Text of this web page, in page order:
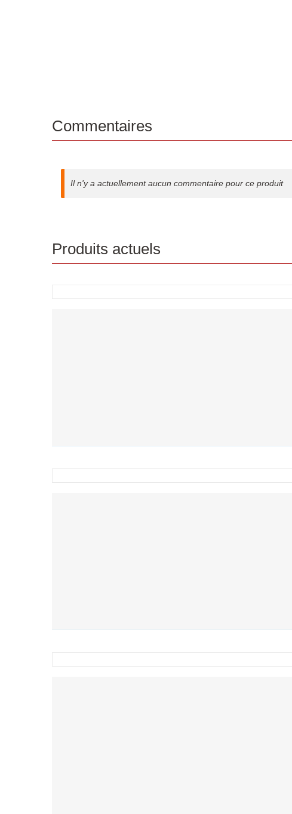
Commentaires
Il n'y a actuellement aucun commentaire pour ce produit
Produits actuels